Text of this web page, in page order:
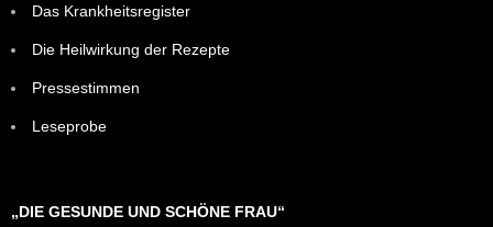
Das Krankheitsregister
Die Heilwirkung der Rezepte
Pressestimmen
Leseprobe
„DIE GESUNDE UND SCHÖNE FRAU“